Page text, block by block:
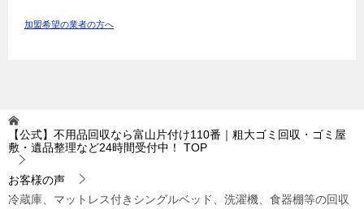
加盟希望の業者の方へ
【公式】不用品回収なら富山片付け110番｜粗大ゴミ回収・ゴミ屋
敷・遺品整理など24時間受付中！
TOP
お客様の声
冷蔵庫、マットレス付きシングルベッド、洗濯機、食器棚等の回収